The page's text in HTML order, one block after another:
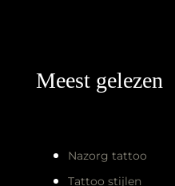
Meest gelezen
Nazorg tattoo
Tattoo stijlen